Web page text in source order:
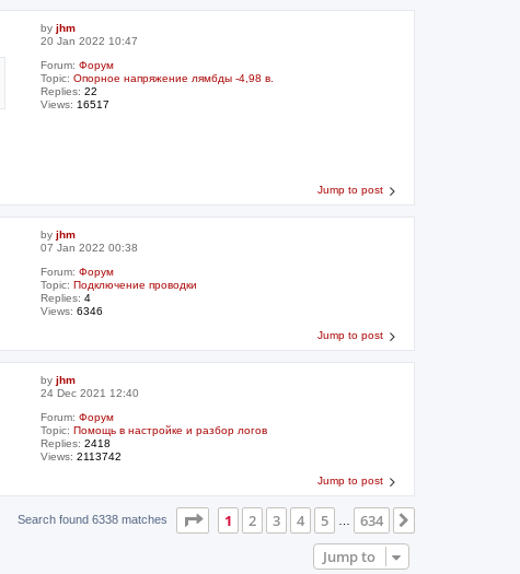
by jhm
20 Jan 2022 10:47
Forum: Форум
Topic: Опорное напряжение лямбды -4,98 в.
Replies: 22
Views: 16517
Jump to post
by jhm
07 Jan 2022 00:38
Forum: Форум
Topic: Подключение проводки
Replies: 4
Views: 6346
Jump to post
by jhm
24 Dec 2021 12:40
Forum: Форум
Topic: Помощь в настройке и разбор логов
Replies: 2418
Views: 2113742
Jump to post
Search found 6338 matches Page of 634
1 2 3 4 5 634
Jump to